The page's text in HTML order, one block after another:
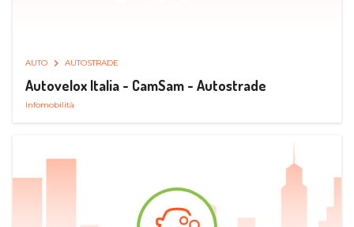
AUTO AUTOSTRADE
Autovelox Italia - CamSam - Autostrade
Infomobilità